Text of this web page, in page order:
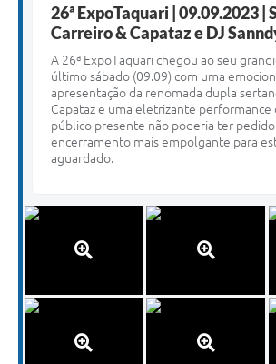
26ª ExpoTaquari | 09.09.2023 |
Carreiro & Capataz e DJ
A 26ª ExpoTaquari chegou ao seu
último sábado (09.09) com uma
apresentação da renomada dupla
Capataz e uma eletrizante performance
público presente não poderia ter
encerramento mais empolgante para
aguardado.